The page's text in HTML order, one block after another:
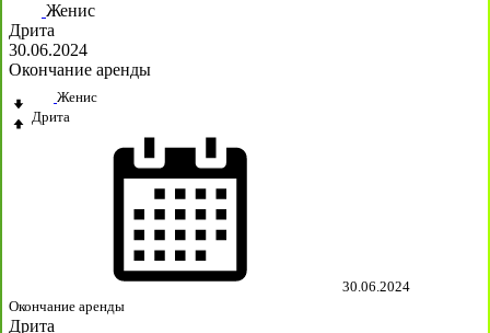
Женис
Дрита
30.06.2024
Окончание аренды
Женис
Дрита
30.06.2024
Окончание аренды
Дрита